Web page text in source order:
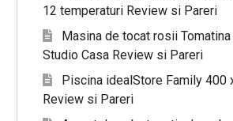
12 temperaturi Review si Pareri
Masina de tocat rosii
Studio Casa Review si Pareri
Piscina idealStore Family 400
Review si Pareri